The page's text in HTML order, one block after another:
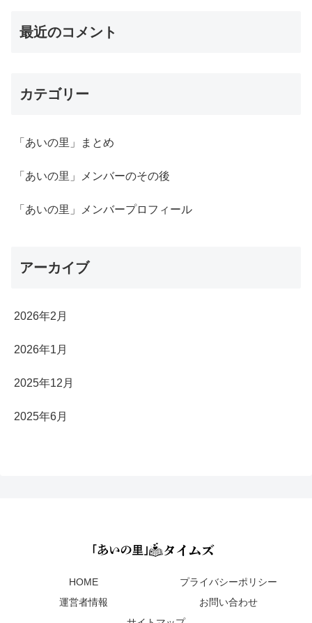
最近のコメント
カテゴリー
「あいの里」まとめ
「あいの里」メンバーのその後
「あいの里」メンバープロフィール
アーカイブ
2026年2月
2026年1月
2025年12月
2025年6月
HOME
プライバシーポリシー
運営者情報
お問い合わせ